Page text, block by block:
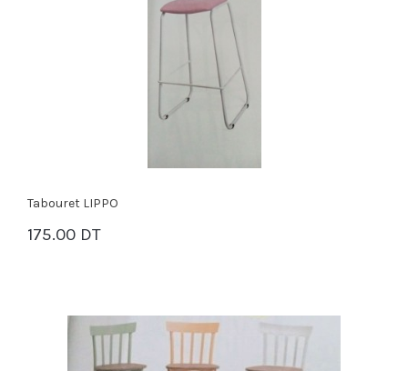
Tabouret LIPPO
175.00 DT
PANIER